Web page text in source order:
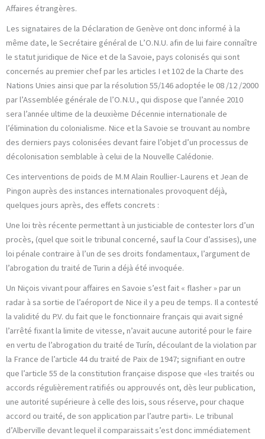
Affaires étrangères.
Les signataires de la Déclaration de Genève ont donc informé à la
même date, le Secrétaire général de L’O.N.U. afin de lui faire connaître
le statut juridique de Nice et de la Savoie, pays colonisés qui sont
concernés au premier chef par les articles I et 102 de la Charte des
Nations Unies ainsi que par la résolution 55/146 adoptée le 08 /12 /2000
par l’Assemblée générale de l’O.N.U., qui dispose que l’année 2010
sera l’année ultime de la deuxième Décennie internationale de
l’élimination du colonialisme. Nice et la Savoie se trouvant au nombre
des derniers pays colonisées devant faire l’objet d’un processus de
décolonisation semblable à celui de la Nouvelle Calédonie.
Ces interventions de poids de M.M Alain Roullier-Laurens et Jean de
Pingon auprès des instances internationales provoquent déjà,
quelques jours après, des effets concrets :
Une loi très récente permettant à un justiciable de contester lors d’un
procès, (quel que soit le tribunal concerné, sauf la Cour d’assises), une
loi pénale contraire à l’un de ses droits fondamentaux, l’argument de
l’abrogation du traité de Turin a déjà été invoquée.
Un Niçois vivant pour affaires en Savoie s’est fait « flasher » par un
radar à sa sortie de l’aéroport de Nice il y a peu de temps. Il a contesté
la validité du P.V. du fait que le fonctionnaire français qui avait signé
l’arrêté fixant la limite de vitesse, n’avait aucune autorité pour le faire
en vertu de l’abrogation du traité de Turín, découlant de la violation par
la France de l’article 44 du traité de Paix de 1947; signifiant en outre
que l’article 55 de la constitution française dispose que «les traités ou
accords régulièrement ratifiés ou approuvés ont, dès leur publication,
une autorité supérieure à celle des lois, sous réserve, pour chaque
accord ou traité, de son application par l’autre parti». Le tribunal
d’Alberville devant lequel il comparaissait s’est donc immédiatement